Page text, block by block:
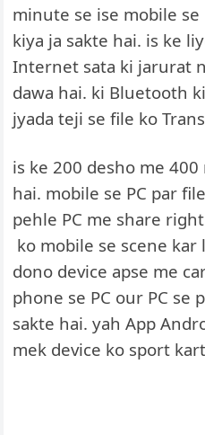
minute se ise mobile se
kiya ja sakte hai. is ke
Internet sata ki jarurat
dawa hai. ki Bluetooth
jyada teji se file ko
is ke 200 desho me
hai. mobile se PC par
pehle PC me share
ko mobile se scene kar
dono device apse me
phone se PC our PC se
sakte hai. yah App
mek device ko sport